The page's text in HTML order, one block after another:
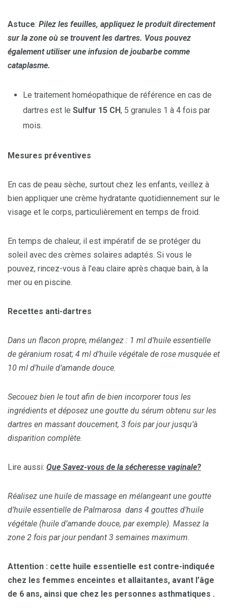
Astuce: Pilez les feuilles, appliquez le produit directement
sur la zone où se trouvent les dartres. Vous pouvez
également utiliser une infusion de joubarbe comme
cataplasme.
Le traitement homéopathique de référence en cas de
dartres est le Sulfur 15 CH, 5 granules 1 à 4 fois par
mois.
Mesures préventives
En cas de peau sèche, surtout chez les enfants, veillez à
bien appliquer une crème hydratante quotidiennement sur le
visage et le corps, particulièrement en temps de froid.
En temps de chaleur, il est impératif de se protéger du
soleil avec des crèmes solaires adaptés. Si vous le
pouvez, rincez-vous à l’eau claire après chaque bain, à la
mer ou en piscine.
Recettes anti-dartres
Dans un flacon propre, mélangez : 1 ml d’huile essentielle
de géranium rosat; 4 ml d’huile végétale de rose musquée et
10 ml d’huile d’amande douce.
Secouez bien le tout afin de bien incorporer tous les
ingrédients et déposez une goutte du sérum obtenu sur les
dartres en massant doucement, 3 fois par jour jusqu’à
disparition complète.
Lire aussi: Que Savez-vous de la sécheresse vaginale?
Réalisez une huile de massage en mélangeant une goutte
d’huile essentielle de Palmarosa dans 4 gouttes d’huile
végétale (huile d’amande douce, par exemple). Massez la
zone 2 fois par jour pendant 3 semaines maximum.
Attention : cette huile essentielle est contre-indiquée
chez les femmes enceintes et allaitantes, avant l’âge
de 6 ans, ainsi que chez les personnes asthmatiques .